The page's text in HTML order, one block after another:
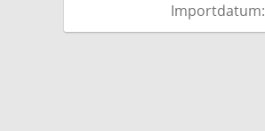
Importdatum: